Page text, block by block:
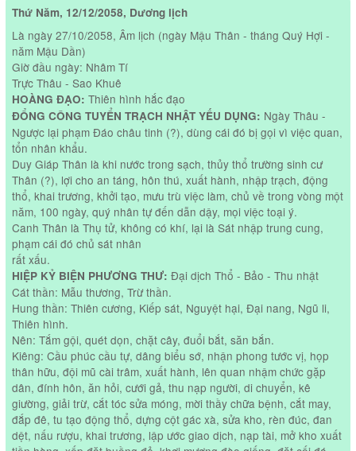
Thứ Năm, 12/12/2058, Dương lịch
Là ngày 27/10/2058, Âm lịch (ngày Mậu Thân - tháng Quý Hợi -
năm Mậu Dần)
Giờ đầu ngày: Nhâm Tí
Trực Thâu - Sao Khuê
HOÀNG ĐẠO: Thiên hình hắc đạo
ĐỔNG CÔNG TUYỂN TRẠCH NHẬT YẾU DỤNG: Ngày Thâu -
Ngược lại phạm Đáo châu tinh (?), dùng cái đó bị gọi vì việc quan,
tổn nhân khẩu.
Duy Giáp Thân là khi nước trong sạch, thủy thổ trường sinh cư
Thân (?), lợi cho an táng, hôn thú, xuất hành, nhập trạch, động
thổ, khai trương, khởi tạo, mưu trù việc làm, chủ về trong vòng một
năm, 100 ngày, quý nhân tự đến dẫn dậy, mọi việc toại ý.
Canh Thân là Thụ tử, không có khí, lại là Sát nhập trung cung,
phạm cái đó chủ sát nhân
rất xấu.
HIỆP KỶ BIỆN PHƯƠNG THƯ: Đại dịch Thổ - Bảo - Thu nhật
Cát thần: Mẫu thương, Trừ thần.
Hung thần: Thiên cương, Kiếp sát, Nguyệt hại, Đại nang, Ngũ li,
Thiên hình.
Nên: Tắm gội, quét dọn, chặt cây, đuổi bắt, săn bắn.
Kiêng: Cầu phúc cầu tự, dâng biểu sớ, nhận phong tước vị, họp
thân hữu, đội mũ cài trâm, xuất hành, lên quan nhậm chức gặp
dân, đính hôn, ăn hỏi, cưới gả, thu nạp người, di chuyển, kê
giường, giải trừ, cắt tóc sửa móng, mời thầy chữa bệnh, cắt may,
đắp đê, tu tạo động thổ, dựng cột gác xà, sửa kho, rèn đúc, đan
dệt, nấu rượu, khai trương, lập ước giao dịch, nạp tài, mở kho xuất